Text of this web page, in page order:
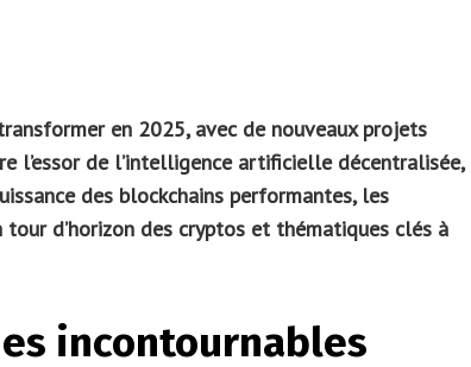
en 2025, avec de nouveaux projets
l’essor de l’intelligence artificielle décentralisée,
des blockchains performantes, les
d’horizon des cryptos et thématiques clés à
incontournables